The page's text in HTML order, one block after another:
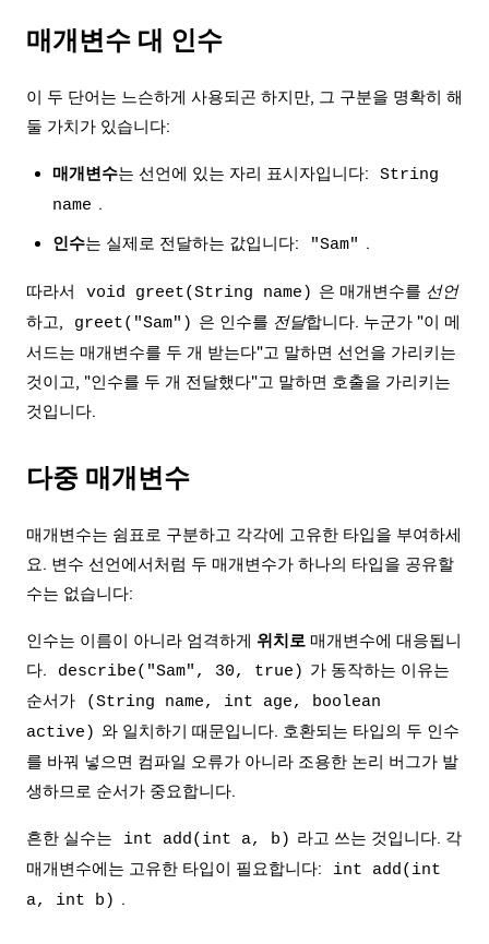
매개변수 대 인수
이 두 단어는 느슨하게 사용되곤 하지만, 그 구분을 명확히 해
둘 가치가 있습니다:
매개변수는 선언에 있는 자리 표시자입니다:
String
name .
인수는 실제로 전달하는 값입니다: "Sam" .
따라서 void greet(String name) 은 매개변수를 선언
하고,
greet("Sam") 은 인수를 전달합니다. 누군가 "이 메
서드는 매개변수를 두 개 받는다"고 말하면 선언을 가리키는
것이고, "인수를 두 개 전달했다"고 말하면 호출을 가리키는
것입니다.
다중 매개변수
매개변수는 쉼표로 구분하고 각각에 고유한 타입을 부여하세
요. 변수 선언에서처럼 두 매개변수가 하나의 타입을 공유할
수는 없습니다:
인수는 이름이 아니라 엄격하게 위치로 매개변수에 대응됩니
다.
describe("Sam", 30, true) 가 동작하는 이유는
순서가
(String name, int age, boolean
active) 와 일치하기 때문입니다. 호환되는 타입의 두 인수
를 바꿔 넣으면 컴파일 오류가 아니라 조용한 논리 버그가 발
생하므로 순서가 중요합니다.
흔한 실수는 int add(int a, b) 라고 쓰는 것입니다. 각
매개변수에는 고유한 타입이 필요합니다:
int add(int
a, int b) .